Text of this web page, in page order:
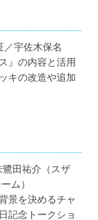
／宇佐木保名
』の内容と活用
キの改造や追加
田祐介（スザ
ム）
景を決めるチャ
記念トークショ